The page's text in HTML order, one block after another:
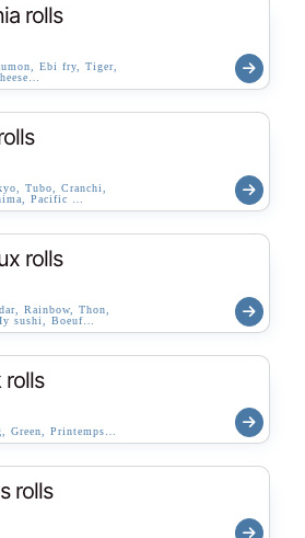
rolls
Ebi fry, Tiger,
Tubo, Cranchi,
Pacific …
rolls
Rainbow, Thon,
sushi, Boeuf…
rolls
Green, Printemps…
rolls